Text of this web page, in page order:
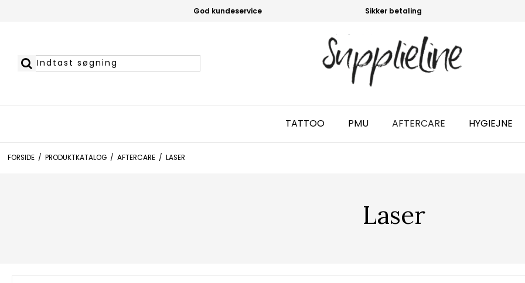
God kundeservice Sikker betaling
TATTOO PMU AFTERCARE HYGIEJNE
FORSIDE / PRODUKTKATALOG / AFTERCARE / LASER
Laser